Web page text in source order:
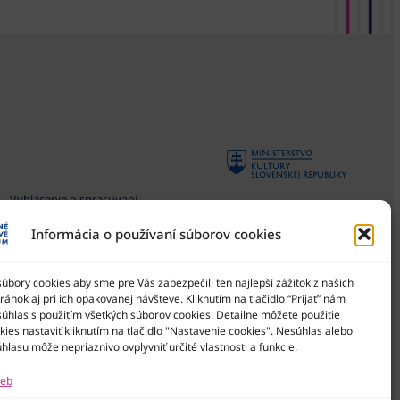
Informácia o používaní súborov cookies
cookies aby sme pre Vás zabezpečili ten najlepší zážitok z našich
aj pri ich opakovanej návšteve. Kliknutím na tlačidlo “Prijať” nám
s použitím všetkých súborov cookies. Detailne môžete použitie
nastaviť kliknutím na tlačidlo "Nastavenie cookies". Nesúhlas alebo
môže nepriaznivo ovplyvniť určité vlastnosti a funkcie.
Vyhlásenie o spracúvaní
Všeobecné podmienky súťaží
cookies
Vyhlásenie o prístupnosti
Správca obsahu
Národné osvetové centrum
kultúry SR